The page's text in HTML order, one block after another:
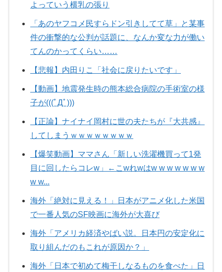
よっていう横乳の張り
「あのヤフコメ民すらドン引きしてて草」と某事
件の衝撃的な公判が話題に、なんか変な力が働い
てんのかってくらい……
【悲報】内田りこ「社会に戻りたいです」
【動画】地震発生時の熊本総合病院の手術室の様
子が(((ﾟДﾟ)))
【正論】ナイナイ岡村に世の夫たちが『大共感』
してしまうｗｗｗｗｗｗｗｗ
【爆笑動画】ママさん「新しい洗濯機買って1発
目に回したらコレw」←こwれwはw w w w w w w
w w...
海外「絶対に見える！」日本がアニメ化した米国
で一番人気のSF映画に海外が大喜び
海外「アメリカ経済やばい説。日本円の安定化に
取り組んだのもこれが原因か？」
海外「日本で初めて梅干しなるものを食べた」日